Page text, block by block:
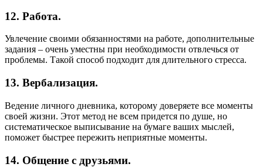
12. Работа.
Увлечение своими обязанностями на работе, дополнительные
задания – очень уместны при необходимости отвлечься от
проблемы. Такой способ подходит для длительного стресса.
13. Вербализация.
Ведение личного дневника, которому доверяете все моменты
своей жизни. Этот метод не всем придется по душе, но
систематическое выписывание на бумаге ваших мыслей,
поможет быстрее пережить неприятные моменты.
14. Общение с друзьями.